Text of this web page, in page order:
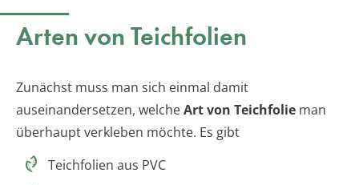
Arten von Teichfolien
Zunächst muss man sich einmal damit
auseinandersetzen, welcheArt von Teichfolie man
überhaupt verkleben möchte. Es gibt
Teichfolien aus PVC